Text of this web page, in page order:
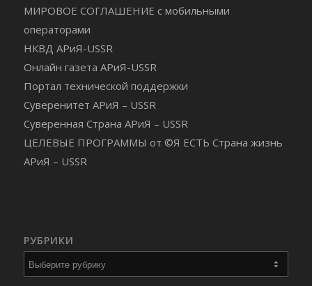
МИРОВОЕ СОГЛАШЕНИЕ с мобильными
операторами
НКВД АРиЯ-USSR
Онлайн газета АРиЯ-USSR
Портал технической поддержки
Суверенитет АРиЯ – USSR
Суверенная Страна АРиЯ – USSR
ЦЕЛЕВЫЕ ПРОГРАММЫ от ©Я ЕСТЬ Страна жизнь
АРиЯ – USSR
РУБРИКИ
Рубрики